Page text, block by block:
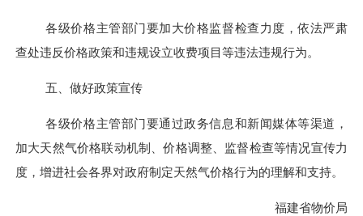
各级价格主管部门要加大价格监督检查力度，依法严肃
查处违反价格政策和违规设立收费项目等违法违规行为。
五、做好政策宣传
各级价格主管部门要通过政务信息和新闻媒体等渠道，
加大天然气价格联动机制、价格调整、监督检查等情况宣传力
度，增进社会各界对政府制定天然气价格行为的理解和支持。
福建省物价局